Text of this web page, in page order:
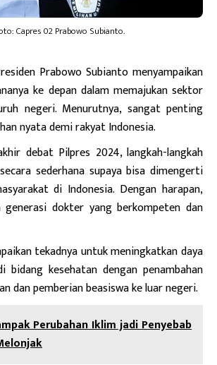
Capres 02 Prabowo Subianto.
Prabowo Subianto menyampaikan
ke depan dalam memajukan sektor
negeri. Menurutnya, sangat penting
nyata demi rakyat Indonesia.
debat Pilpres 2024, langkah-langkah
sederhana supaya bisa dimengerti
di Indonesia. Dengan harapan,
generasi dokter yang berkompeten dan
tekadnya untuk meningkatkan daya
bidang kesehatan dengan penambahan
dan pemberian beasiswa ke luar negeri.
Perubahan Iklim jadi Penyebab